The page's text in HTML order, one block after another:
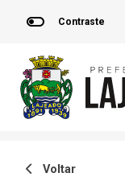
Contraste
Voltar